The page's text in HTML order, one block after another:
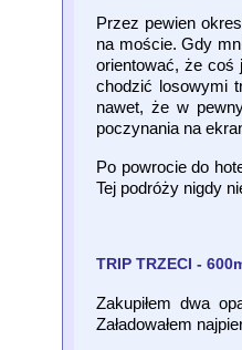
Przez pewien
na moście. Gdy
orientować, że coś
chodzić losowymi
nawet, że w
poczynania na
Po powrocie do
Tej podróży nigdy
TRIP TRZECI -
Zakupiłem dwa
Załadowałem